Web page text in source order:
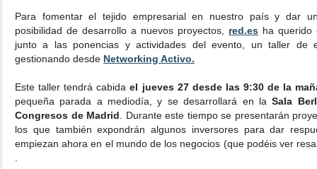
Para fomentar el tejido empresarial en nuestro país y dar
posibilidad de desarrollo a nuevos proyectos, red.es ha
junto a las ponencias y actividades del evento, un taller de
gestionando desde Networking Activo.
Este taller tendrá cabidael jueves 27 desde las 9:30 de la
pequeña parada a mediodía, y se desarrollará en laSala
Congresos de Madrid . Durante este tiempo se presentarán
los que también expondrán algunos inversores para dar
empiezan ahora en el mundo de los negocios (que podéis ver